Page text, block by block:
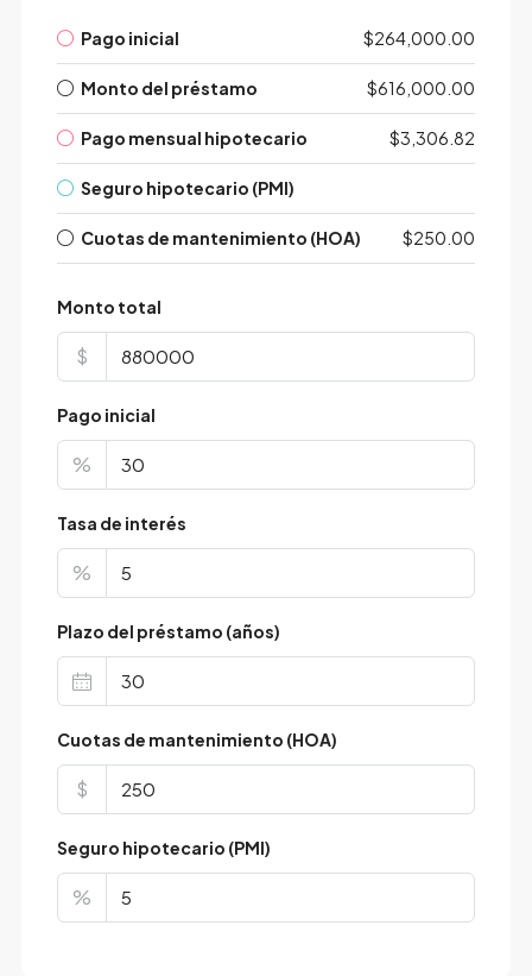
Pago inicial $264,000.00
Monto del préstamo $616,000.00
Pago mensual hipotecario $3,306.82
Seguro hipotecario (PMI)
Cuotas de mantenimiento (HOA) $250.00
Monto total
$
Pago inicial
%
Tasa de interés
%
Plazo del préstamo (años)
Cuotas de mantenimiento (HOA)
$
Seguro hipotecario (PMI)
%